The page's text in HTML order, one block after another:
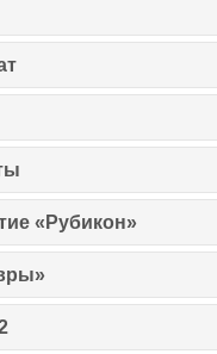
«Рубикон»